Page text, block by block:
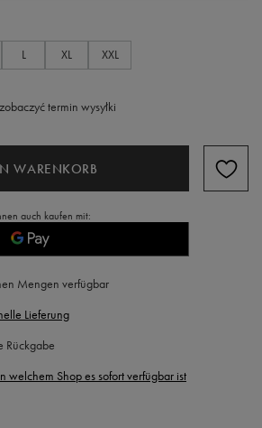
L XL XXL
termin wysyłki
WARENKORB
auch kaufen mit:
Mengen verfügbar
Lieferung
Rückgabe
welchem Shop es sofort verfügbar ist